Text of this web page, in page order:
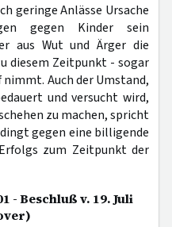
geringe Anlässe Ursache
gegen Kinder sein
aus Wut und Ärger die
diesem Zeitpunkt - sogar
Auch der Umstand,
und versucht wird,
zu machen, spricht
gegen eine billigende
zum Zeitpunkt der
- Beschluß v. 19. Juli